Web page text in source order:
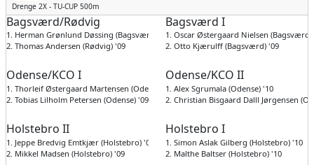
Drenge 2X - TU-CUP 500m
Bagsværd/Rødvig
1. Herman Grønlund Døssing (Bagsværd) '09
2. Thomas Andersen (Rødvig) '09
Bagsværd I
1. Oscar Østergaard Nielsen (Bagsværd)
2. Otto Kjærulff (Bagsværd) '09
Odense/KCO I
1. Thorleif Østergaard Martensen (Odense) '09
2. Tobias Lilholm Petersen (Odense) '09
Odense/KCO II
1. Alex Sgrumala (Odense) '10
2. Christian Bisgaard Dalll Jørgensen
Holstebro II
1. Jeppe Bredvig Emtkjær (Holstebro) '09
2. Mikkel Madsen (Holstebro) '09
Holstebro I
1. Simon Aslak Gilberg (Holstebro) '10
2. Malthe Baltser (Holstebro) '10